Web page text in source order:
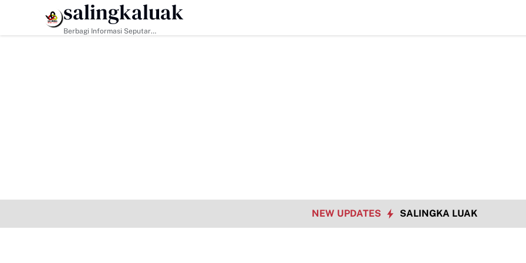
HEADLINE
salingkaluak
Berbagi Informasi Seputar
NEW UPDATES SALINGKA LUAK